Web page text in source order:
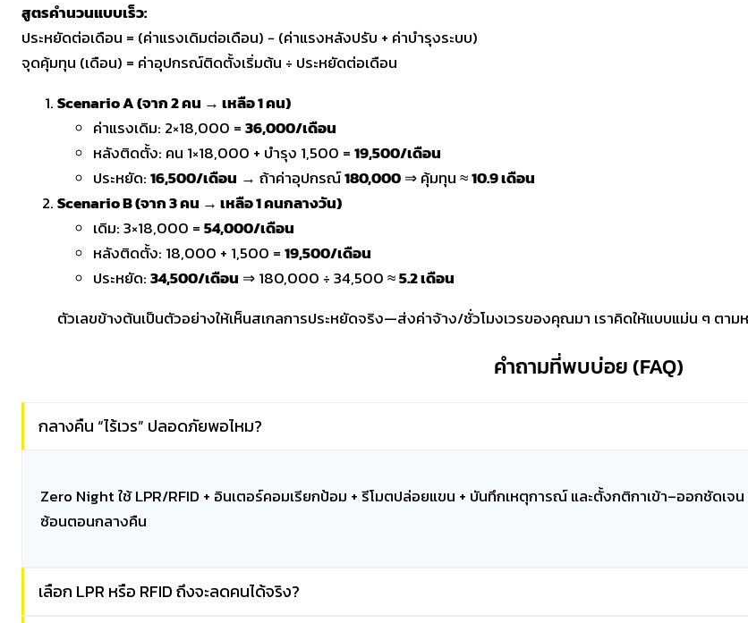
สูตรคำนวนแบบเร็ว:
ประหยัดต่อเดือน = (ค่าแรงเดิมต่อเดือน) − (ค่าแรงหลังปรับ + ค่าบำรุงระบบ)
จุดคุ้มทุน (เดือน) = ค่าอุปกรณ์ติดตั้งเริ่มต้น ÷ ประหยัดต่อเดือน
Scenario A (จาก 2 คน → เหลือ 1 คน)
ค่าแรงเดิม: 2×18,000 =36,000/เดือน
หลังติดตั้ง: คน 1×18,000 + บำรุง 1,500 =19,500/เดือน
ประหยัด:16,500/เดือน → ถ้าค่าอุปกรณ์180,000⇒ คุ้มทุน ≈10.9 เดือน
Scenario B (จาก 3 คน → เหลือ 1 คนกลางวัน)
เดิม: 3×18,000 =54,000/เดือน
หลังติดตั้ง: 18,000 + 1,500 =19,500/เดือน
ประหยัด:34,500/เดือน ⇒ 180,000 ÷ 34,500 ≈5.2 เดือน
ตัวเลขข้างต้นเป็นตัวอย่างให้เห็นสเกลการประหยัดจริง—ส่งค่าจ้าง/ชั่วโมงเวรของคุณมา เราคิดให้แบบแม่น ๆ ตาม
คำถามที่พบบ่อย (FAQ)
กลางคืน “ไร้เวร” ปลอดภัยพอไหม?
Zero Night ใช้ LPR/RFID + อินเตอร์คอมเรียกป้อม + รีโมตปล่อยแขน + บันทึกเหตุการณ์ และตั้งกติกาเข้า–ออกชัดเจ
ซ้อนตอนกลางคืน
เลือก LPR หรือ RFID ถึงจะลดคนได้จริง?